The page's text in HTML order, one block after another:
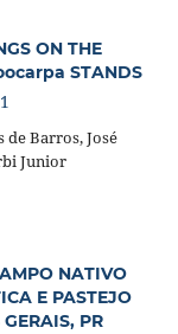
ON THE
STANDS
de Barros, José
Junior
NATIVO
E PASTEJO
PR